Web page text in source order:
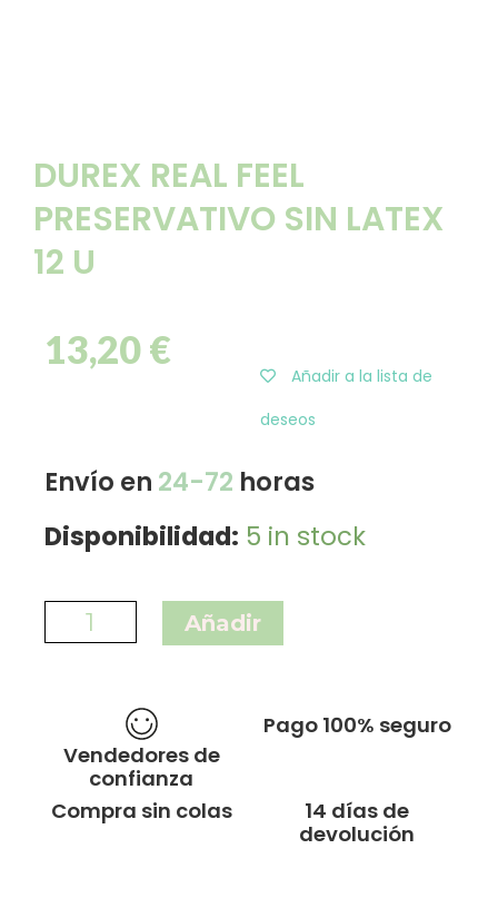
DUREX REAL FEEL
PRESERVATIVO SIN LATEX
12 U
13,20€
Añadir a la lista de
deseos
Envío en 24-72 horas
Disponibilidad: 5 in stock
Añadir
Vendedores de
confianza
Pago 100% seguro
Compra sin colas
14 días de
devolución